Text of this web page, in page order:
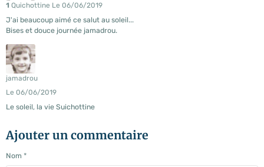
1 Quichottine Le 06/06/2019
J'ai beaucoup aimé ce salut au soleil...
Bises et douce journée jamadrou.
jamadrou
Le 06/06/2019
Le soleil, la vie Suichottine
Ajouter un commentaire
Nom